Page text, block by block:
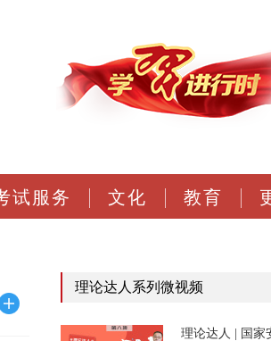
试服务 文化 教育
理论达人系列微视频
理论达人 | 国家